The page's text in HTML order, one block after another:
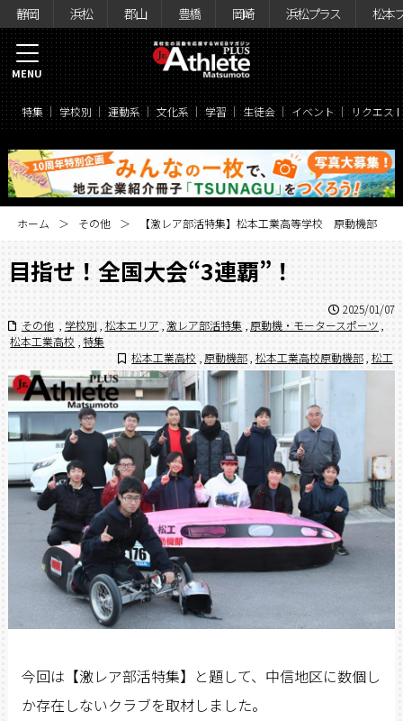
静岡 浜松 郡山 豊橋 岡崎 浜松プラス 松本
特集 学校別 運動系 文化系 学習 生徒会 イベント リクエス
MENU
ホーム その他 【激レア部活特集】松本工業高等学校 原動機部
目指せ！全国大会“3連覇”！
2025/01/07
その他 , 学校別 松本エリア 激レア部活特集 原動機・モータースポーツ
松本工業高校 特集
松本工業高校
原動機部 松本工業高校原動機部 , 松工
今回は【激レア部活特集】と題して、中信地区に数個し
か存在しないクラブを取材しました。